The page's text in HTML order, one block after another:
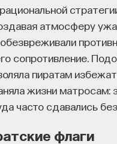
атмосферу
сопротивление.
пиратам
жизни матросам:
часто сдавались
флаги